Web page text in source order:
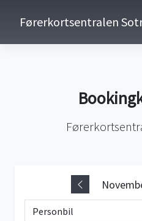
Førerkortsentralen